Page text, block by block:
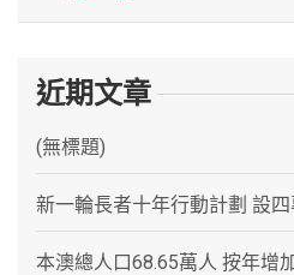
近期文章
(無標題)
新一輪長者十年行動計劃 設
本澳總人口68.65萬人 按年增